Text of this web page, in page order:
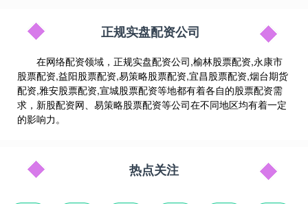
正规实盘配资公司
在网络配资领域，正规实盘配资公司,榆林股票配资,永康市
股票配资,益阳股票配资,易策略股票配资,宜昌股票配资,烟台期货
配资,雅安股票配资,宣城股票配资等地都有着各自的股票配资需
求，新股配资网、易策略股票配资等公司在不同地区均有着一定
的影响力。
热点关注